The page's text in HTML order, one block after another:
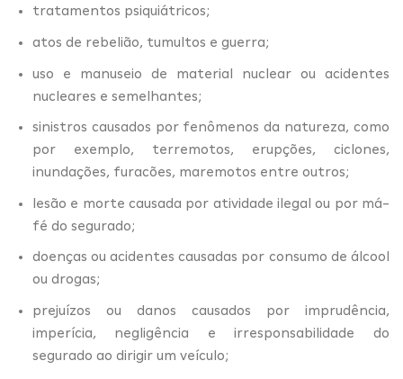
tratamentos psiquiátricos;
atos de rebelião, tumultos e guerra;
uso e manuseio de material nuclear ou acidentes
nucleares e semelhantes;
sinistros causados por fenômenos da natureza, como
por exemplo, terremotos, erupções, ciclones,
inundações, furacões, maremotos entre outros;
lesão e morte causada por atividade ilegal ou por má-
fé do segurado;
doenças ou acidentes causadas por consumo de álcool
ou drogas;
prejuízos ou danos causados por imprudência,
imperícia, negligência e irresponsabilidade do
segurado ao dirigir um veículo;